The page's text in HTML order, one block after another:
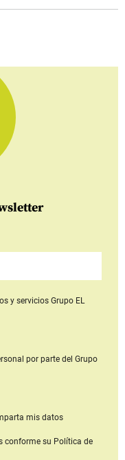
y serviciosGrupo EL
por parte del Grupo
mis datos
conforme su Política de